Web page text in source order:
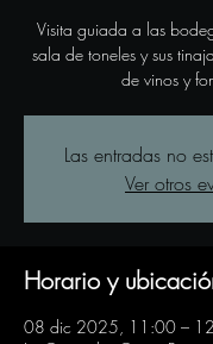
Visita guiada a las
sala de toneles y sus
de vinos y
Las entradas no
Ver otros
Horario y
08 dic 2025, 11:00 –